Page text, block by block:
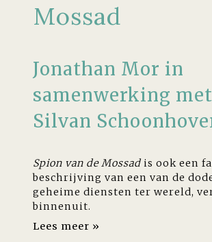
Mossad
Jonathan Mor in
samenwerking met
Silvan
Spion van de Mossad is ook een
beschrijving van een van de
geheime diensten ter wereld,
binnenuit.
Lees meer »